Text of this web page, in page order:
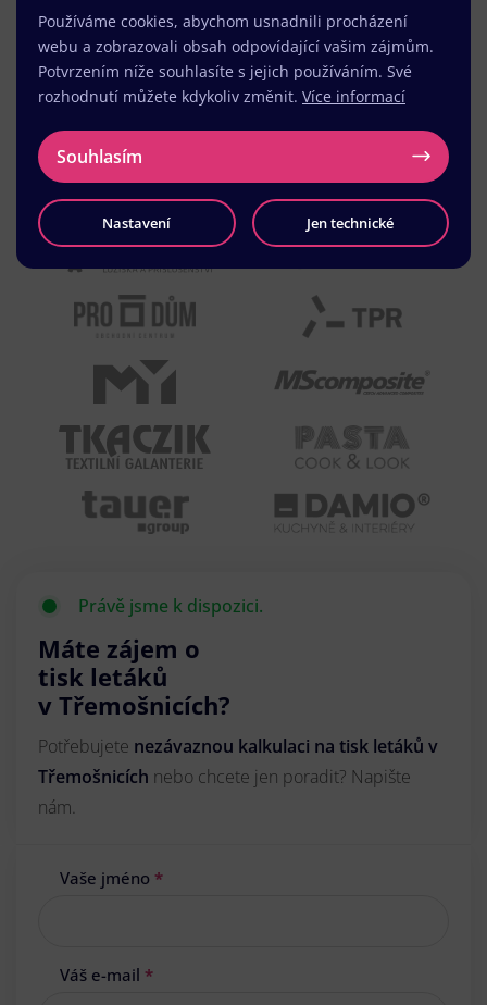
Právě jsme k dispozici.
Máte zájem o
tisk letáků
v Třemošnicích?
Potřebujete nezávaznou kalkulaci na tisk letáků v
Třemošnicích nebo chcete jen poradit? Napište
nám.
Vaše jméno *
Váš e-mail *
Používáme cookies, abychom usnadnili procházení
webu a zobrazovali obsah odpovídající vašim zájmům.
Potvrzením níže souhlasíte s jejich používáním. Své
rozhodnutí můžete kdykoliv změnit. Více informací
Souhlasím
Nastavení Jen technické